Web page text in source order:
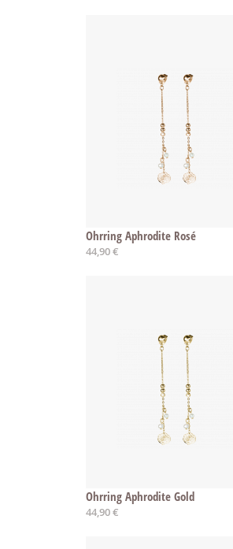
Ohrring Aphrodite Rosé
44,90 €
Ohrring Aphrodite Gold
44,90 €